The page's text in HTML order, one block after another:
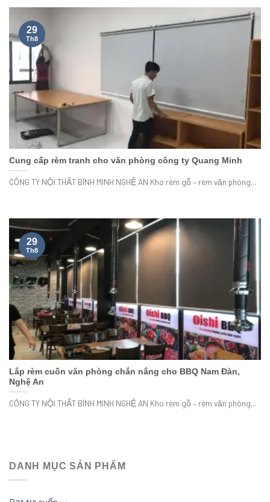
DANH MỤC SẢN PHẨM
Cung cấp rèm tranh cho văn phòng công ty Quang Minh
CÔNG TY NỘI THẤT BÌNH MINH NGHỆ AN Kho rèm gỗ – rèm văn phòng...
29
Th8
Lắp rèm cuốn văn phòng chắn nắng cho BBQ Nam Đàn,
Nghệ An
CÔNG TY NỘI THẤT BÌNH MINH NGHỆ AN Kho rèm gỗ – rèm văn phòng...
29
Th8